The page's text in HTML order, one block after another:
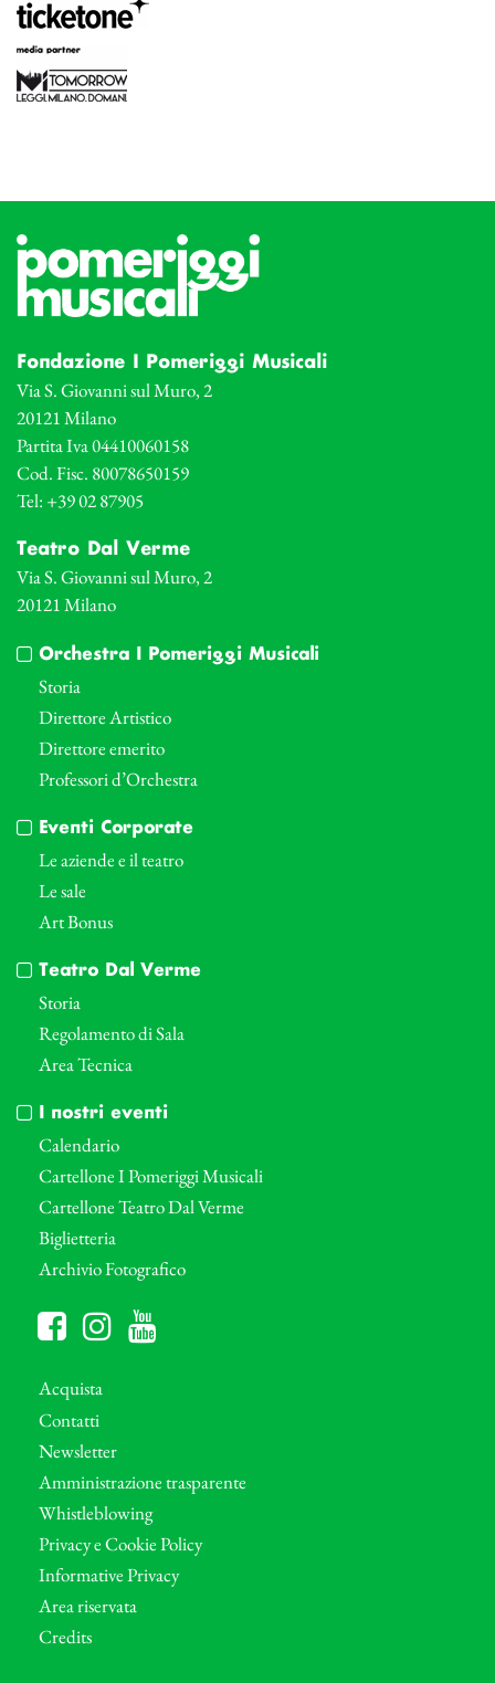
Fondazione I Pomeriggi Musicali
Via S. Giovanni sul Muro, 2
20121 Milano
Partita Iva 04410060158
Cod. Fisc. 80078650159
Tel: +39 02 87905
Teatro Dal Verme
Via S. Giovanni sul Muro, 2
20121 Milano
Orchestra I Pomeriggi Musicali
Storia
Direttore Artistico
Direttore emerito
Professori d’Orchestra
Eventi Corporate
Le aziende e il teatro
Le sale
Art Bonus
Teatro Dal Verme
Storia
Regolamento di Sala
Area Tecnica
I nostri eventi
Calendario
Cartellone I Pomeriggi Musicali
Cartellone Teatro Dal Verme
Biglietteria
Archivio Fotografico
Acquista
Contatti
Newsletter
Amministrazione trasparente
Whistleblowing
Privacy e Cookie Policy
Informative Privacy
Area riservata
Credits